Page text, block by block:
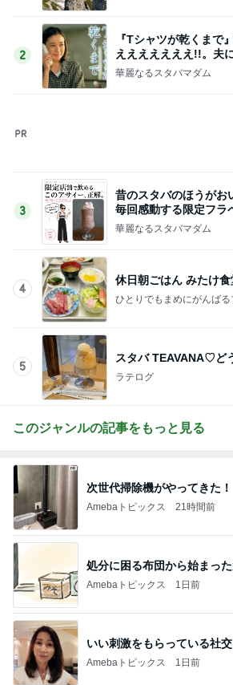
2
『Tシャツが乾くまで
えええええええ!!。夫
した
華麗なるスタバマダム
3
昔のスタバのほうがお
毎回感動する限定フラ
華麗なるスタバマダム
4
休日朝ごはん みたけ食
ひとりでもまめにがんばる
5
スタバ TEAVANA♡ど
ラテログ
このジャンルの記事をもっと見る
次世代掃除機がやってきた！
Amebaトピックス 21時間前
処分に困る布団から始まっ
Amebaトピックス 1日前
いい刺激をもらっている社
Amebaトピックス 1日前